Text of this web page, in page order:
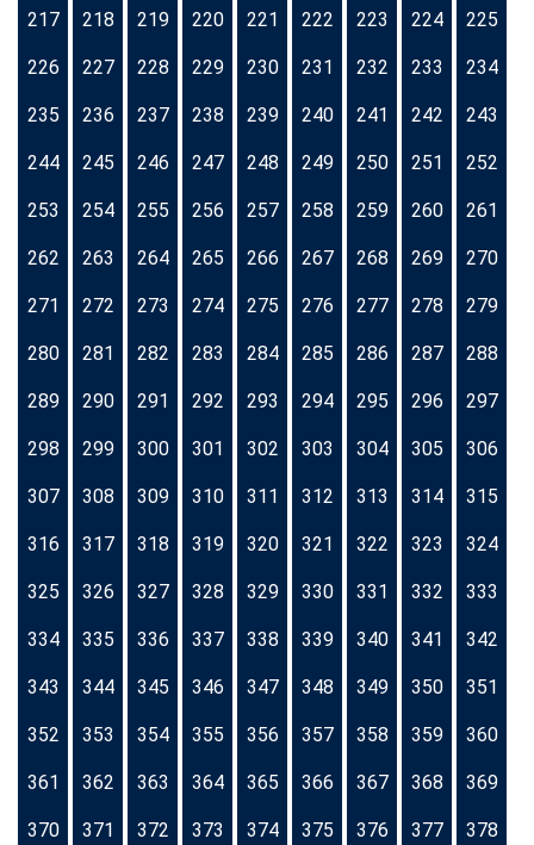
217 218 219 220 221 222 223 224 225
226 227 228 229 230 231 232 233 234
235 236 237 238 239 240 241 242 243
244 245 246 247 248 249 250 251 252
253 254 255 256 257 258 259 260 261
262 263 264 265 266 267 268 269 270
271 272 273 274 275 276 277 278 279
280 281 282 283 284 285 286 287 288
289 290 291 292 293 294 295 296 297
298 299 300 301 302 303 304 305 306
307 308 309 310 311 312 313 314 315
316 317 318 319 320 321 322 323 324
325 326 327 328 329 330 331 332 333
334 335 336 337 338 339 340 341 342
343 344 345 346 347 348 349 350 351
352 353 354 355 356 357 358 359 360
361 362 363 364 365 366 367 368 369
370 371 372 373 374 375 376 377 378